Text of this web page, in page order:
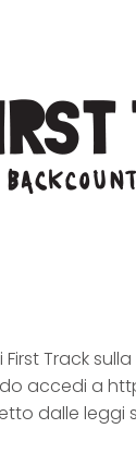
Track sulla
accedi a
dalle leggi